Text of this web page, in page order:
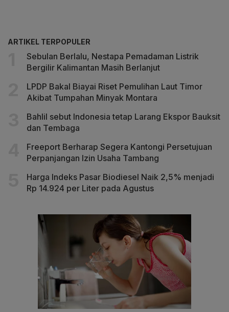
ARTIKEL TERPOPULER
Sebulan Berlalu, Nestapa Pemadaman Listrik
Bergilir Kalimantan Masih Berlanjut
LPDP Bakal Biayai Riset Pemulihan Laut Timor
Akibat Tumpahan Minyak Montara
Bahlil sebut Indonesia tetap Larang Ekspor Bauksit
dan Tembaga
Freeport Berharap Segera Kantongi Persetujuan
Perpanjangan Izin Usaha Tambang
Harga Indeks Pasar Biodiesel Naik 2,5% menjadi
Rp 14.924 per Liter pada Agustus